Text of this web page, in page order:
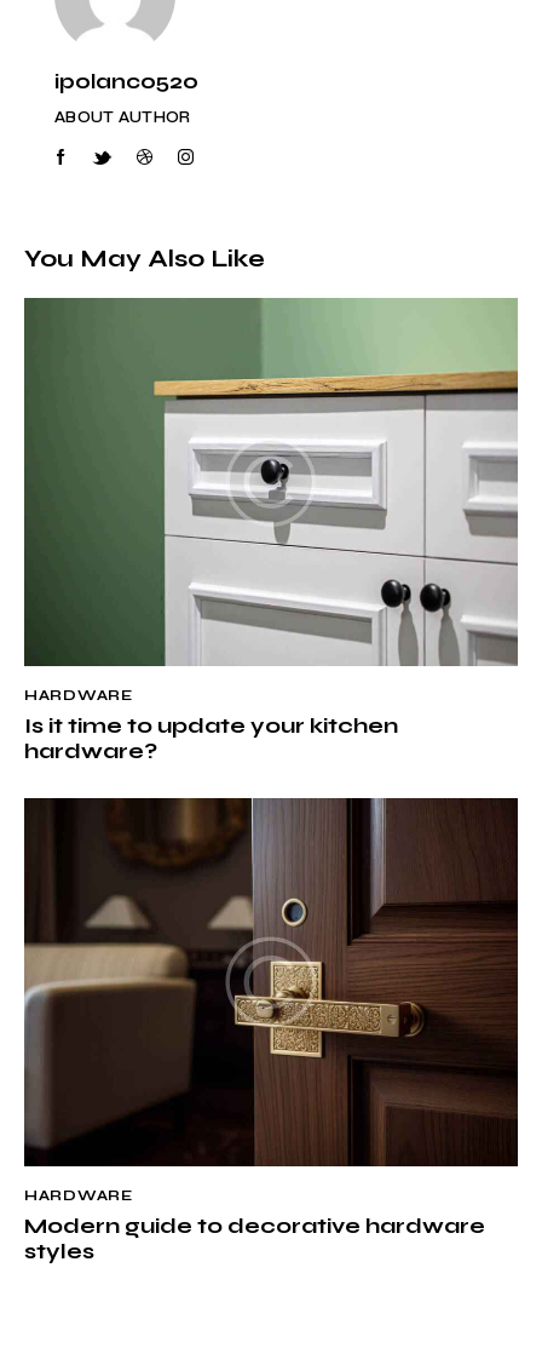
ipolanco520
ABOUT AUTHOR
You May Also Like
HARDWARE
Is it time to update your kitchen
hardware?
HARDWARE
Modern guide to decorative hardware
styles